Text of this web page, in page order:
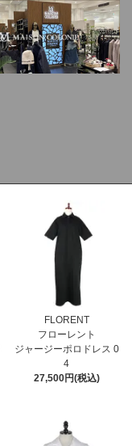
FLORENT
フローレント
ジャージーポロドレス 0
4
27,500円(税込)